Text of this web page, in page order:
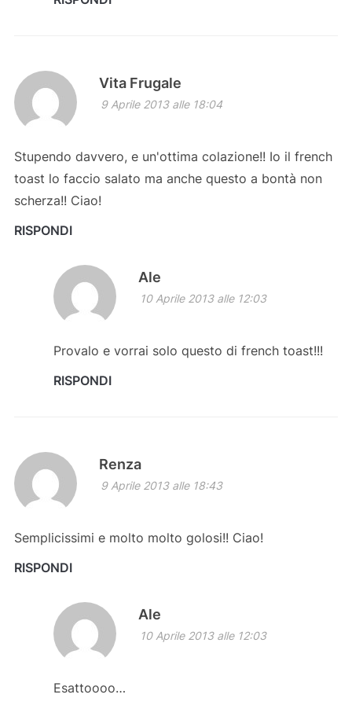
Vita Frugale
9 Aprile 2013 alle 18:04
Stupendo davvero, e un'ottima colazione!! Io il french
toast lo faccio salato ma anche questo a bontà non
scherza!! Ciao!
RISPONDI
Ale
10 Aprile 2013 alle 12:03
Provalo e vorrai solo questo di french toast!!!
RISPONDI
Renza
9 Aprile 2013 alle 18:43
Semplicissimi e molto molto golosi!! Ciao!
RISPONDI
Ale
10 Aprile 2013 alle 12:03
Esattoooo…